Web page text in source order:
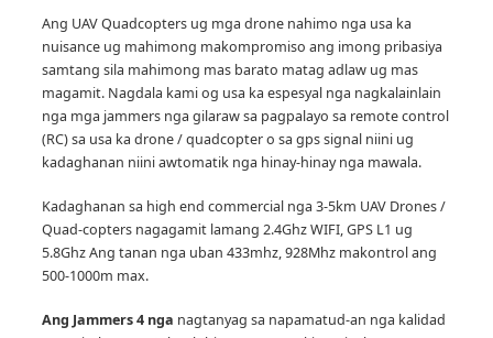
Ang UAV Quadcopters ug mga drone nahimo nga usa ka
nuisance ug mahimong makompromiso ang imong pribasiya
samtang sila mahimong mas barato matag adlaw ug mas
magamit. Nagdala kami og usa ka espesyal nga nagkalainlain
nga mga jammers nga gilaraw sa pagpalayo sa remote control
(RC) sa usa ka drone / quadcopter o sa gps signal niini ug
kadaghanan niini awtomatik nga hinay-hinay nga mawala.
Kadaghanan sa high end commercial nga 3-5km UAV Drones /
Quad-copters nagagamit lamang 2.4Ghz WIFI, GPS L1 ug
5.8Ghz Ang tanan nga uban 433mhz, 928Mhz makontrol ang
500-1000m max.
Ang Jammers 4 nga nagtanyag sa napamatud-an nga kalidad